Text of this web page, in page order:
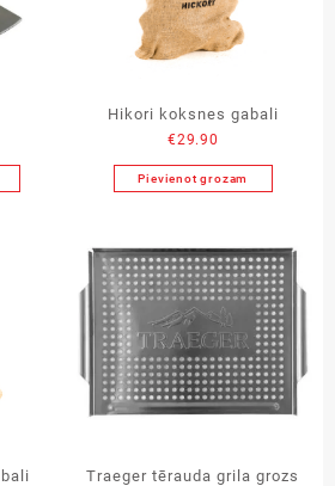
Hikori koksnes gabali
€29.90
Pievienot grozam
Traeger tērauda grila grozs